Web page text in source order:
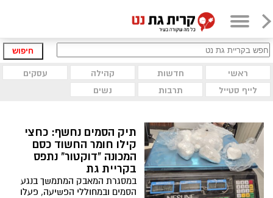
חיפוש
ראשי חדשות קהילה
עסקים
לייף סטייל
תרבות נשים
תיק הסמים נחשף: כחצי
קילו חומר החשוד כסם
המכונה "דוקטור" נתפס
בקריית גת
במסגרת המאבק המתמשך בנגע
הסמים ובמחוללי הפשיעה, פעלו